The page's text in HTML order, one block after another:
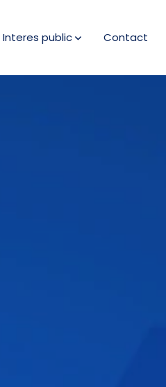
Interes public Contact